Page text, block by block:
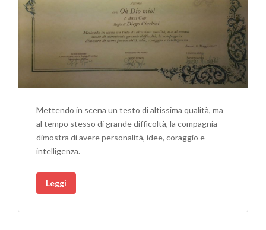
Mettendo in scena un testo di altissima qualità, ma
al tempo stesso di grande difficoltà, la compagnia
dimostra di avere personalità, idee, coraggio e
intelligenza.
Leggi